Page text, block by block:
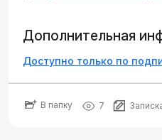
Дополнительная
Доступно только по
В папку 7